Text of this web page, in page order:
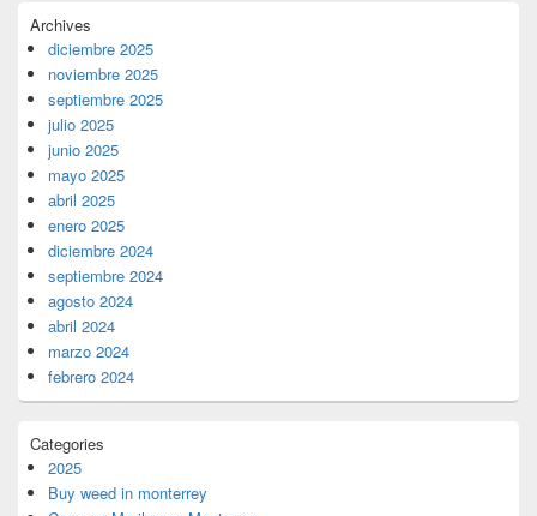
Archives
diciembre 2025
noviembre 2025
septiembre 2025
julio 2025
junio 2025
mayo 2025
abril 2025
enero 2025
diciembre 2024
septiembre 2024
agosto 2024
abril 2024
marzo 2024
febrero 2024
Categories
2025
Buy weed in monterrey